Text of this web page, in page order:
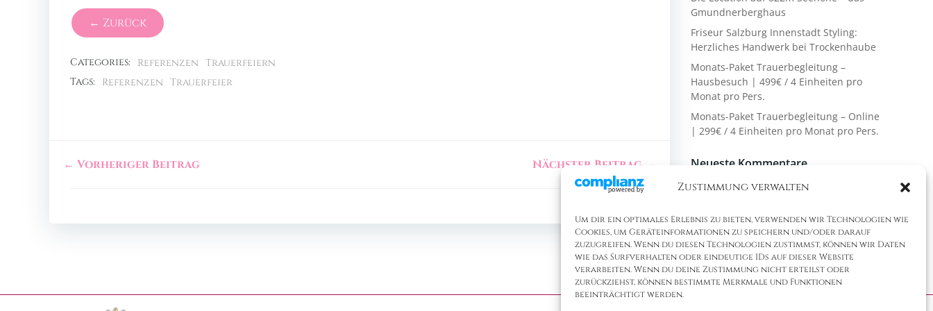
Zustimmung verwalten
Um dir ein optimales Erlebnis zu bieten, verwenden wir Technologien wie
Cookies, um Geräteinformationen zu speichern und/oder darauf
zuzugreifen. Wenn du diesen Technologien zustimmst, können wir Daten
wie das Surfverhalten oder eindeutige IDs auf dieser Website
verarbeiten. Wenn du deine Zustimmung nicht erteilst oder
zurückziehst, können bestimmte Merkmale und Funktionen
beeinträchtigt werden.
← Zurück
Categories: Referenzen Trauerfeiern
Tags:
Referenzen Trauerfeier
← Vorheriger Beitrag Nächster Beitrag →
Gmundnerberghaus
Friseur Salzburg Innenstadt Styling:
Herzliches Handwerk bei Trockenhaube
Monats-Paket Trauerbegleitung –
Hausbesuch | 499€ / 4 Einheiten pro
Monat pro Pers.
Monats-Paket Trauerbegleitung – Online
| 299€ / 4 Einheiten pro Monat pro Pers.
Neueste Kommentare
Es sind keine Kommentare